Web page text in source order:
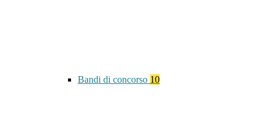
Bandi di concorso 10